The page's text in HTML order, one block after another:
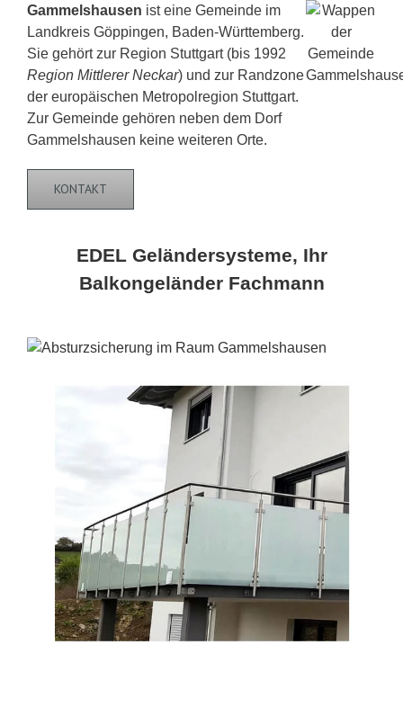
Gammelshausen ist eine Gemeinde im
Landkreis Göppingen, Baden-Württemberg.
Sie gehört zur Region Stuttgart (bis 1992
Region Mittlerer Neckar) und zur Randzone
der europäischen Metropolregion Stuttgart.
Zur Gemeinde gehören neben dem Dorf
Gammelshausen keine weiteren Orte.
KONTAKT
EDEL Geländersysteme, Ihr
Balkongeländer Fachmann